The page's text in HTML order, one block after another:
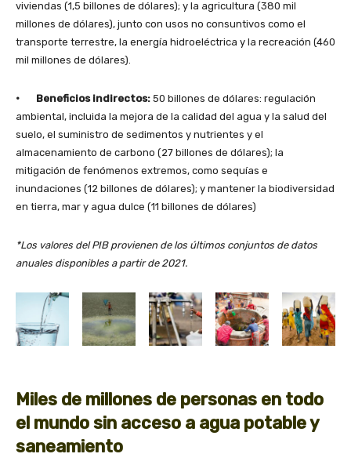
viviendas (1,5 billones de dólares); y la agricultura (380 mil
millones de dólares), junto con usos no consuntivos como el
transporte terrestre, la energía hidroeléctrica y la recreación (460
mil millones de dólares).
· Beneficios indirectos: 50 billones de dólares: regulación
ambiental, incluida la mejora de la calidad del agua y la salud del
suelo, el suministro de sedimentos y nutrientes y el
almacenamiento de carbono (27 billones de dólares); la
mitigación de fenómenos extremos, como sequías e
inundaciones (12 billones de dólares); y mantener la biodiversidad
en tierra, mar y agua dulce (11 billones de dólares)
*Los valores del PIB provienen de los últimos conjuntos de datos
anuales disponibles a partir de 2021.
Miles de millones de personas en todo
el mundo sin acceso a agua potable y
saneamiento